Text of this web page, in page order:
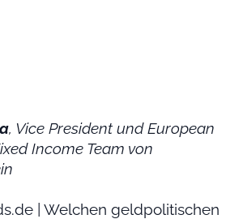
, Vice President und European
Income Team von
| Welchen geldpolitischen